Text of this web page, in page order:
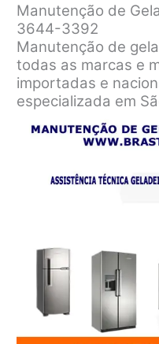
Manutenção de
3644-3392
Manutenção de
todas as marcas e
importadas e
especializada em